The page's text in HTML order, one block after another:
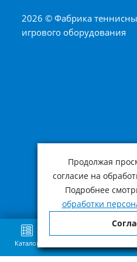
2026 © Фабрика
игрового оборудования
Каталог
Продолжая
согласие на
Подробнее
обработки